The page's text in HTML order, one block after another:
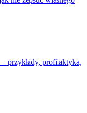
przykłady, profilaktyka,